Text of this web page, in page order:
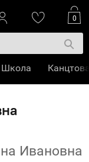
Ивановна
0
Школа